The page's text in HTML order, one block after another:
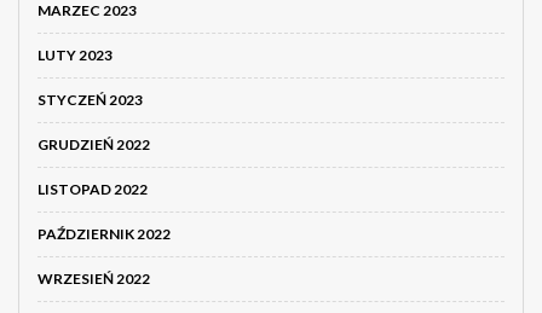
MARZEC 2023
LUTY 2023
STYCZEŃ 2023
GRUDZIEŃ 2022
LISTOPAD 2022
PAŹDZIERNIK 2022
WRZESIEŃ 2022